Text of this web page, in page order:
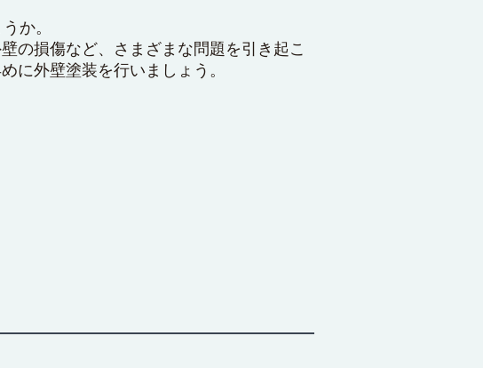
か。
の損傷など、さまざまな問題を引き起こ
に外壁塗装を行いましょう。